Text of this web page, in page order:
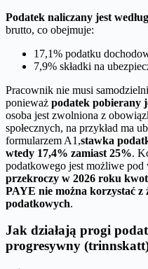
Podatek naliczany jest
brutto, co obejmuje:
17,1% podatku
7,9% składki na
Pracownik nie musi
ponieważ podatek pobierany
osoba jest zwolniona z
społecznych, na przykład ma
formularzem A1,stawka
wtedy 17,4% zamiast 25%.
podatkowego jest możliwe pod
przekroczy w 2026 roku
PAYE nie można korzystać z
podatkowych.
Jak działają progi
progresywny